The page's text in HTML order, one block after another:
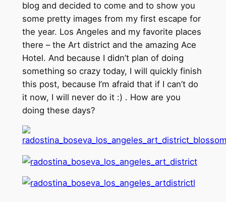
blog and decided to come and to show you
some pretty images from my first escape for
the year. Los Angeles and my favorite places
there – the Art district and the amazing Ace
Hotel. And because I didn’t plan of doing
something so crazy today, I will quickly finish
this post, because I’m afraid that if I can’t do
it now, I will never do it :) . How are you
doing these days?